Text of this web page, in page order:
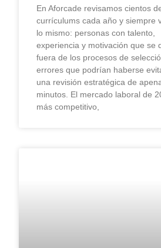
En Aforcade revisamos cientos
currículums cada año y siempre
lo mismo: personas con talento,
experiencia y motivación que se
fuera de los procesos de
errores que podrían haberse
una revisión estratégica de
minutos. El mercado laboral de
más competitivo,